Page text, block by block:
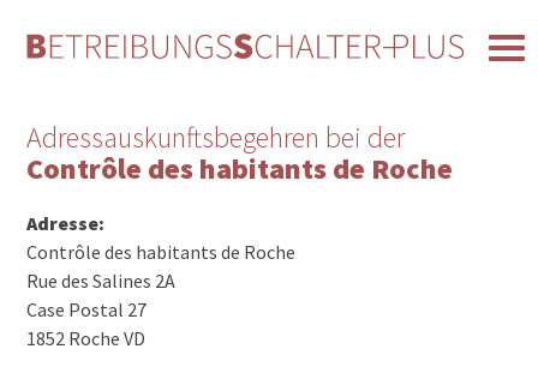
Adressauskunftsbegehren bei der
Contrôle des habitants de Roche
Adresse:
Contrôle des habitants de Roche
Rue des Salines 2A
Case Postal 27
1852 Roche VD